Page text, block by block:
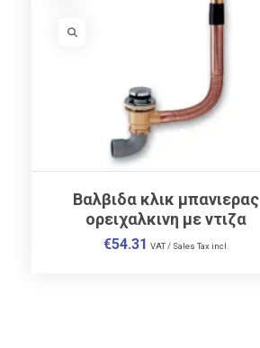
VISIT LINK
Βαλβιδα κλικ μπανιερας
ορειχαλκινη με ντιζα
€54.31 VAT / Sales Tax incl.